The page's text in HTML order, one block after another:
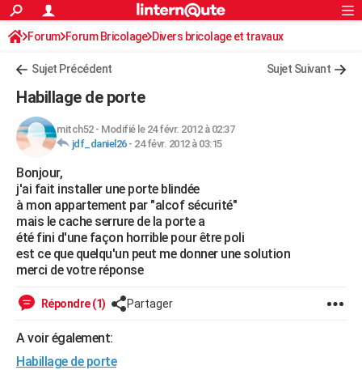
ACTUALITÉS
Politique
Société
Faits Divers
Education
Monde
Villes
+
FINANCE
Retraite
Impôts
Epargne
Immobilier
Risques naturels par ville
Banque
Assurance
Crédit
AUTO
Essais
Réserver un essai
Citadines
Berlines
SUV
Forum auto
+HIGH-TECH
Mobiles
Meilleur smartphone
Internet
Ordinateurs
Jeux vidéo
Guide high-tech
+BRICOLAGE
Forum
Aménagement intérieur
Extérieur
Cuisine
Salle de bains
Jardinage
Rangement
WEEK-END
Art de vivre
Bien-être
Loisirs
Mode
Modes de vie
Alimentation
Guide de la santé
Maladies
Médicaments
Sommeil
Rechercher
S'inscrire
Connexion
Forum Forum Bricolage Divers bricolage et travaux
Sujet Précédent Sujet Suivant
Habillage de porte
mitch52- Modifié le 24 févr. 2012 à 02:37
jdf_daniel26- 24 févr. 2012 à 03:15
Bonjour,
j'ai fait installer une porte blindée
à mon appartement par "alcof sécurité"
mais le cache serrure de la porte a
été fini d'une façon horrible pour être poli
est ce que quelqu'un peut me donner une solution
merci de votre réponse
Répondre (1) Partager
A voir également:
Habillage de porte